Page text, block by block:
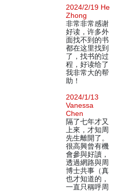
2024/2/19 He
Zhong
非常非常感谢
好读，许多外
面找不到的书
都在这里找到
了，找书的过
程，好读给了
我非常大的帮
助！
2024/1/13
Vanessa
Chen
隔了七年才又
上來，才知周
先生離開了。
很高興曾有機
會參與好讀，
透過網路與周
博士共事（真
也才知道的，
一直只稱呼周